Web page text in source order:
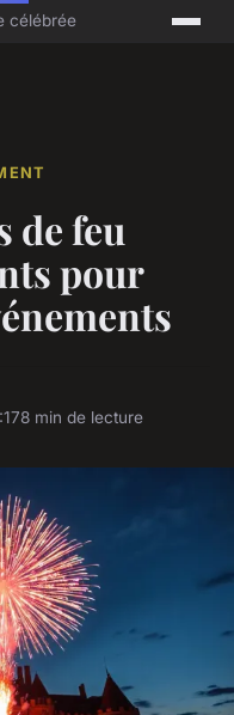
célébrée
de feu
pour
8 min de lecture